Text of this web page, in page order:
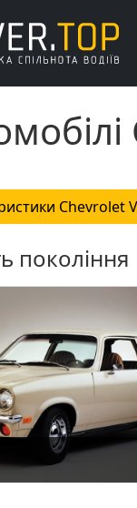
Chevrolet
покоління